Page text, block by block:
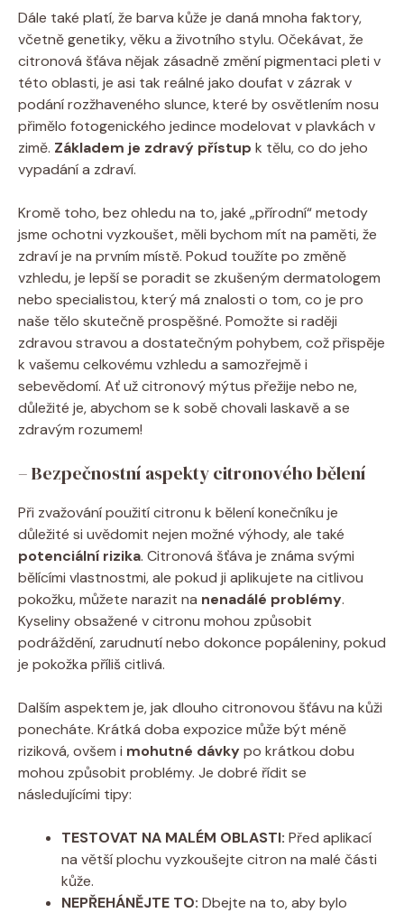
Dále také platí, že barva kůže je daná mnoha faktory,
včetně genetiky, věku a životního stylu. Očekávat, že
citronová šťáva nějak zásadně změní pigmentaci pleti v
této oblasti, je asi tak reálné jako doufat v zázrak v
podání rozžhaveného slunce, které by osvětlením nosu
přimělo fotogenického jedince modelovat v plavkách v
zimě. Základem je zdravý přístup k tělu, co do jeho
vypadání a zdraví.
Kromě toho, bez ohledu na to, jaké „přírodní“ metody
jsme ochotni vyzkoušet, měli bychom mít na paměti, že
zdraví je na prvním místě. Pokud toužíte po změně
vzhledu, je lepší se poradit se zkušeným dermatologem
nebo specialistou, který má znalosti o tom, co je pro
naše tělo skutečně prospěšné. Pomožte si raději
zdravou stravou a dostatečným pohybem, což přispěje
k vašemu celkovému vzhledu a samozřejmě i
sebevědomí. Ať už citronový mýtus přežije nebo ne,
důležité je, abychom se k sobě chovali laskavě a se
zdravým rozumem!
– Bezpečnostní aspekty citronového bělení
Při zvažování použití citronu k bělení konečníku je
důležité si uvědomit nejen možné výhody, ale také
potenciální rizika. Citronová šťáva je známa svými
bělícími vlastnostmi, ale pokud ji aplikujete na citlivou
pokožku, můžete narazit na nenadálé problémy.
Kyseliny obsažené v citronu mohou způsobit
podráždění, zarudnutí nebo dokonce popáleniny, pokud
je pokožka příliš citlivá.
Dalším aspektem je, jak dlouho citronovou šťávu na kůži
ponecháte. Krátká doba expozice může být méně
riziková, ovšem i mohutné dávkypo krátkou dobu
mohou způsobit problémy. Je dobré řídit se
následujícími tipy:
TESTOVAT NA MALÉM OBLASTI: Před aplikací
na větší plochu vyzkoušejte citron na malé části
kůže.
NEPŘEHÁNĚJTE TO: Dbejte na to, aby bylo